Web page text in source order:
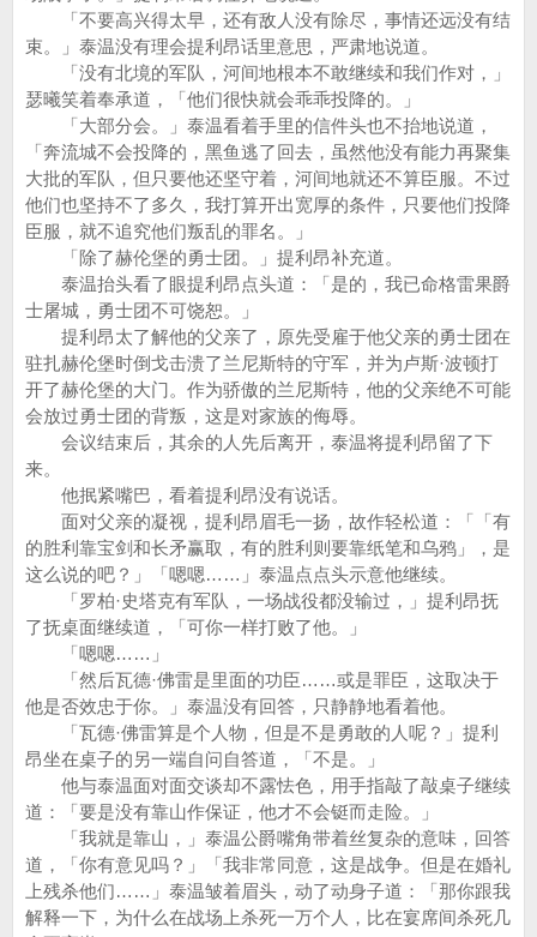
「不要高兴得太早，还有敌人没有除尽，事情还远没有结
束。」泰温没有理会提利昂话里意思，严肃地说道。
「没有北境的军队，河间地根本不敢继续和我们作对，」
瑟曦笑着奉承道，「他们很快就会乖乖投降的。」
「大部分会。」泰温看着手里的信件头也不抬地说道，
「奔流城不会投降的，黑鱼逃了回去，虽然他没有能力再聚集
大批的军队，但只要他还坚守着，河间地就还不算臣服。不过
他们也坚持不了多久，我打算开出宽厚的条件，只要他们投降
臣服，就不追究他们叛乱的罪名。」
「除了赫伦堡的勇士团。」提利昂补充道。
泰温抬头看了眼提利昂点头道：「是的，我已命格雷果爵
士屠城，勇士团不可饶恕。」
提利昂太了解他的父亲了，原先受雇于他父亲的勇士团在
驻扎赫伦堡时倒戈击溃了兰尼斯特的守军，并为卢斯·波顿打
开了赫伦堡的大门。作为骄傲的兰尼斯特，他的父亲绝不可能
会放过勇士团的背叛，这是对家族的侮辱。
会议结束后，其余的人先后离开，泰温将提利昂留了下
来。
他抿紧嘴巴，看着提利昂没有说话。
面对父亲的凝视，提利昂眉毛一扬，故作轻松道：「「有
的胜利靠宝剑和长矛赢取，有的胜利则要靠纸笔和乌鸦」，是
这么说的吧？」「嗯嗯……」泰温点点头示意他继续。
「罗柏·史塔克有军队，一场战役都没输过，」提利昂抚
了抚桌面继续道，「可你一样打败了他。」
「嗯嗯……」
「然后瓦德·佛雷是里面的功臣……或是罪臣，这取决于
他是否效忠于你。」泰温没有回答，只静静地看着他。
「瓦德·佛雷算是个人物，但是不是勇敢的人呢？」提利
昂坐在桌子的另一端自问自答道，「不是。」
他与泰温面对面交谈却不露怯色，用手指敲了敲桌子继续
道：「要是没有靠山作保证，他才不会铤而走险。」
「我就是靠山，」泰温公爵嘴角带着丝复杂的意味，回答
道，「你有意见吗？」「我非常同意，这是战争。但是在婚礼
上残杀他们……」泰温皱着眉头，动了动身子道：「那你跟我
解释一下，为什么在战场上杀死一万个人，比在宴席间杀死几